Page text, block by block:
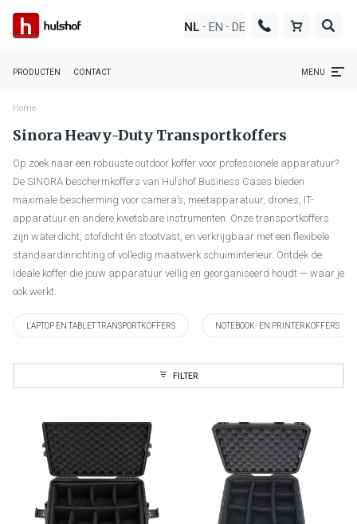
NL - EN - DE
PRODUCTEN CONTACT MENU
Home
Sinora Heavy-Duty Transportkoffers
Op zoek naar een robuuste outdoor koffer voor professionele apparatuur?
De SINORA beschermkoffers van Hulshof Business Cases bieden
maximale bescherming voor camera’s, meetapparatuur, drones, IT-
apparatuur en andere kwetsbare instrumenten. Onze transportkoffers
zijn waterdicht, stofdicht én stootvast, en verkrijgbaar met een flexibele
standaardinrichting of volledig maatwerk schuiminterieur. Ontdek de
ideale koffer die jouw apparatuur veilig en georganiseerd houdt — waar je
ook werkt.
LAPTOP EN TABLET TRANSPORTKOFFERS NOTEBOOK- EN PRINTERKOFFERS
FILTER